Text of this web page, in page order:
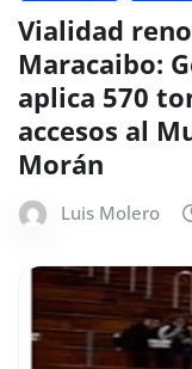
Vialidad
Maracaibo:
aplica 570
accesos al
Morán
Luis Molero